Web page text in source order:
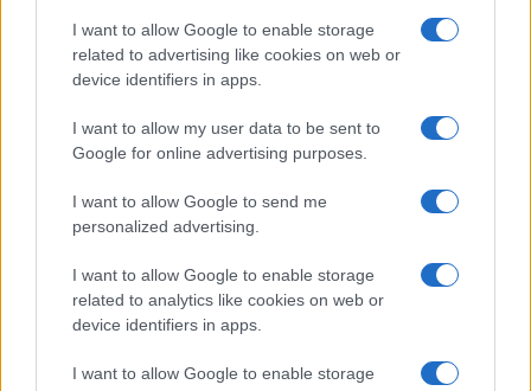
I want to allow Google to enable storage
related to advertising like cookies on web or
device identifiers in apps.
I want to allow my user data to be sent to
Google for online advertising purposes.
I want to allow Google to send me
personalized advertising.
I want to allow Google to enable storage
related to analytics like cookies on web or
device identifiers in apps.
I want to allow Google to enable storage
Olanda
NL Newz